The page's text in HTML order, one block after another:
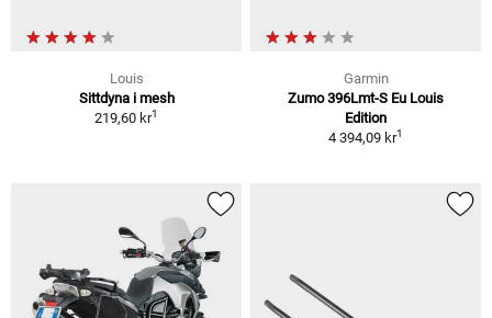
Louis
Sittdyna i mesh
219,60 kr1
Garmin
Zumo 396Lmt-S Eu Louis
Edition
4 394,09 kr1